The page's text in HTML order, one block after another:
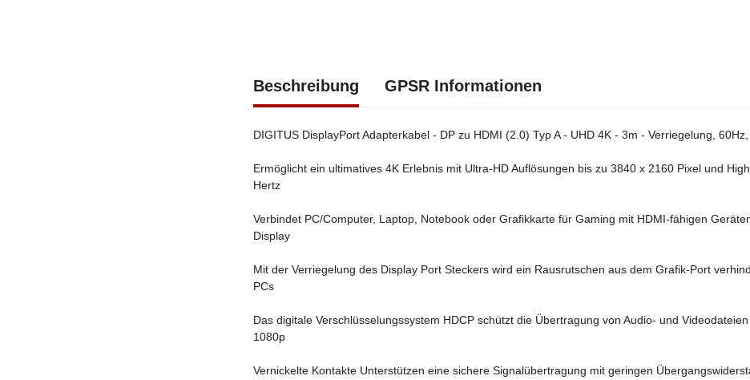
Beschreibung GPSR Informationen
DIGITUS DisplayPort Adapterkabel - DP zu HDMI (2.0) Typ A - UHD 4K - 3m - Verriegelung,
Ermöglicht ein ultimatives 4K Erlebnis mit Ultra-HD Auflösungen bis zu 3840 x 2160 Pixel und
Hertz
Verbindet PC/Computer, Laptop, Notebook oder Grafikkarte für Gaming mit HDMI-fähigen
Display
Mit der Verriegelung des Display Port Steckers wird ein Rausrutschen aus dem Grafik-Port
PCs
Das digitale Verschlüsselungssystem HDCP schützt die Übertragung von Audio- und
1080p
Vernickelte Kontakte Unterstützen eine sichere Signalübertragung mit geringen